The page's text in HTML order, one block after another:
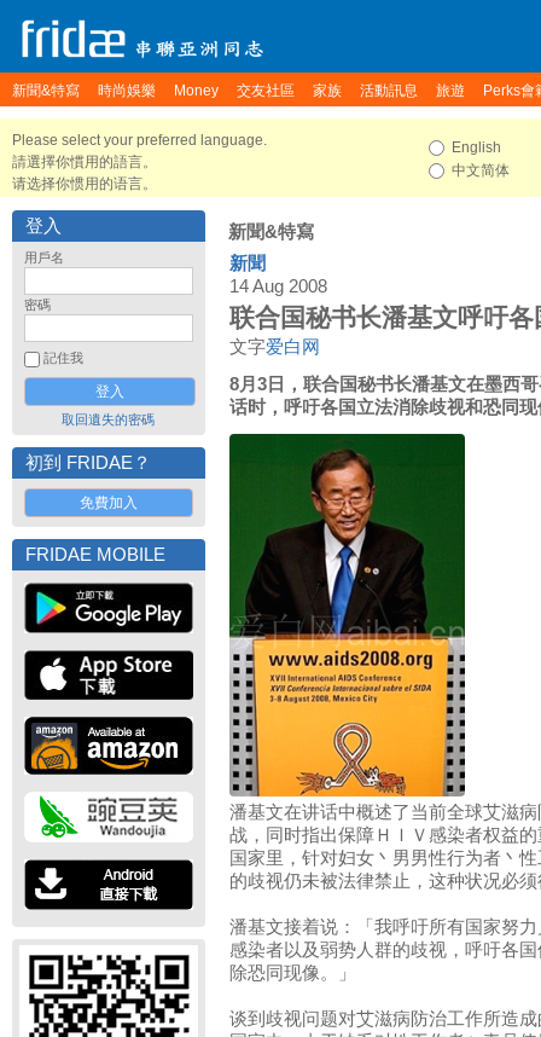
新聞&特寫 時尚娛樂 Money 交友社區 家族 活動訊息 旅遊 Perks會
Please select your preferred language.
請選擇你慣用的語言。
请选择你惯用的语言。
English
中文简体
登入
用戶名
密碼
記住我
取回遺失的密碼
初到 FRIDAE？
免費加入
FRIDAE MOBILE
新聞&特寫
新聞
14 Aug 2008
联合国秘书长潘基文呼吁
文字爱白网
8月3日，联合国秘书长潘基文在墨西
话时，呼吁各国立法消除歧视和恐同现
潘基文在讲话中概述了当前全球艾滋
战，同时指出保障ＨＩＶ感染者权益
国家里，针对妇女丶男男性行为者丶
的歧视仍未被法律禁止，这种状况必
潘基文接着说：「我呼吁所有国家努
感染者以及弱势人群的歧视，呼吁各
除恐同现像。」
谈到歧视问题对艾滋病防治工作所造